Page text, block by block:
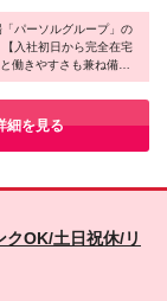
は5段階の評価制度
ンク（5点）を獲
ンセンティブを支
五反
圏の方や本社
修を実施後に在宅
パーソルグループ」の
入社初日から完全在宅
働きやすさも兼ね備え
ーク手当の支給など福利
探している方にとって
細を見る
OK/土日祝休/リ